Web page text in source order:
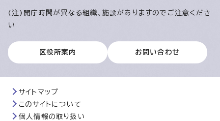
(注)開庁時間が異なる組織、施設がありますのでご注意くださ
い
区役所案内 お問い合わせ
サイトマップ
このサイトについて
個人情報の取り扱い